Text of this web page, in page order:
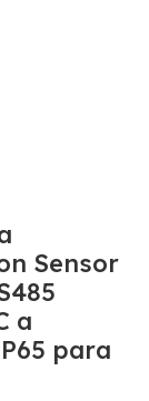
Sensor
a
para